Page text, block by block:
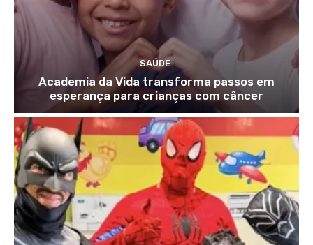
SAÚDE
Academia da Vida transforma passos em
esperança para crianças com câncer